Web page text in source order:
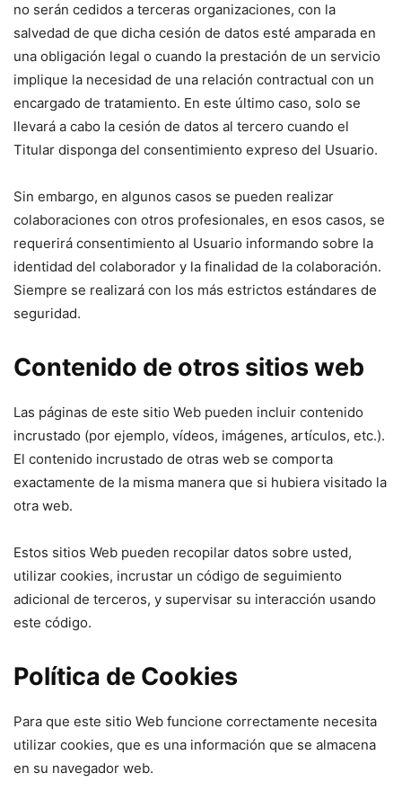
no serán cedidos a terceras organizaciones, con la
salvedad de que dicha cesión de datos esté amparada en
una obligación legal o cuando la prestación de un servicio
implique la necesidad de una relación contractual con un
encargado de tratamiento. En este último caso, solo se
llevará a cabo la cesión de datos al tercero cuando el
Titular disponga del consentimiento expreso del Usuario.
Sin embargo, en algunos casos se pueden realizar
colaboraciones con otros profesionales, en esos casos, se
requerirá consentimiento al Usuario informando sobre la
identidad del colaborador y la finalidad de la colaboración.
Siempre se realizará con los más estrictos estándares de
seguridad.
Contenido de otros sitios web
Las páginas de este sitio Web pueden incluir contenido
incrustado (por ejemplo, vídeos, imágenes, artículos, etc.).
El contenido incrustado de otras web se comporta
exactamente de la misma manera que si hubiera visitado la
otra web.
Estos sitios Web pueden recopilar datos sobre usted,
utilizar cookies, incrustar un código de seguimiento
adicional de terceros, y supervisar su interacción usando
este código.
Política de Cookies
Para que este sitio Web funcione correctamente necesita
utilizar cookies, que es una información que se almacena
en su navegador web.